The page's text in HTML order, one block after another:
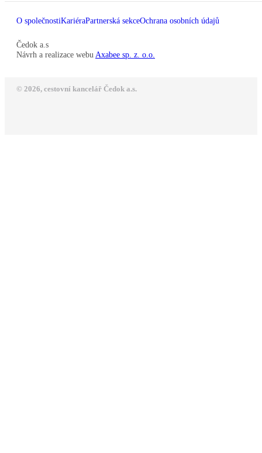
O společnostiKariéraPartnerská sekceOchrana osobních údajů
Čedok a.s
Návrh a realizace webu Axabee sp. z. o.o.
© 2026, cestovní kancelář Čedok a.s.